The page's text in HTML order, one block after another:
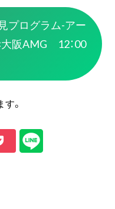
プログラム-アー
大阪AMG 12：00
。